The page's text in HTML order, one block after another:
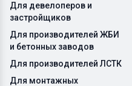
Для девелоперов и
застройщиков
Для производителей ЖБИ
и бетонных заводов
Для производителей ЛСТК
Для монтажных